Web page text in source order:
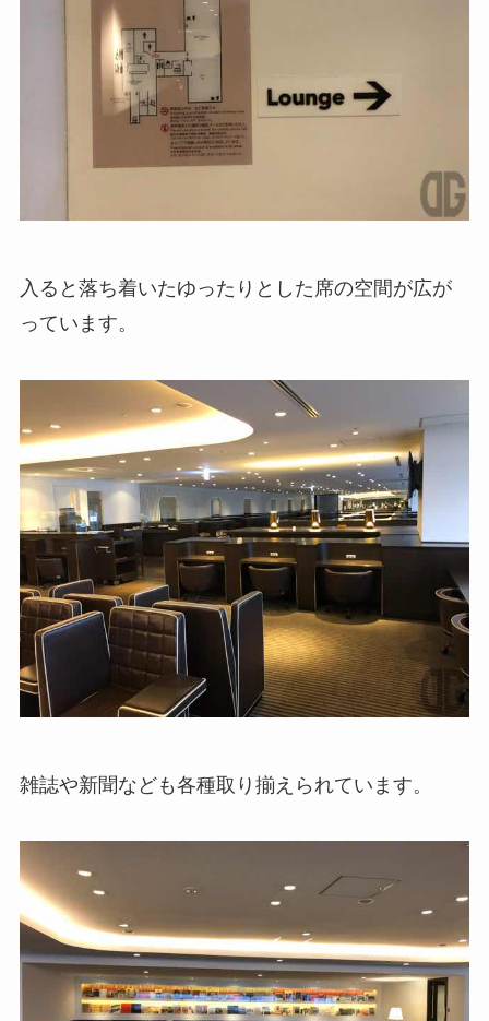
入ると落ち着いたゆったりとした席の空間が広が
っています。
雑誌や新聞なども各種取り揃えられています。